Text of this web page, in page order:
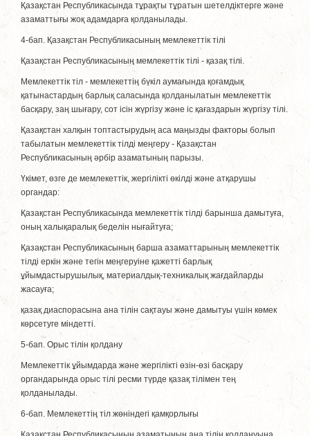
Қазақстан Республикасында тұрақты тұратын шетелдiктерге және
азаматтығы жоқ адамдарға қолданылады.
4-бап. Қазақстан Республикасының мемлекеттік тілі
Қазақстан Республикасының мемлекеттік тілі - қазақ тілі.
Мемлекеттік тiл - мемлекеттiң бүкiл аумағында қоғамдық
қатынастардың барлық саласында қолданылатын мемлекеттік
басқару, заң шығару, сот iсiн жүргiзу және iс қағаздарын жүргiзу тілі.
Қазақстан халқын топтастырудың аса маңызды факторы болып
табылатын мемлекеттік тiлдi меңгеру - Қазақстан
Республикасының әрбiр азаматының парызы.
Үкiмет, өзге де мемлекеттік, жергiлiктi өкiлдi және атқарушы
органдар:
Қазақстан Республикасында мемлекеттік тiлдi барынша дамытуға,
оның халықаралық беделiн нығайтуға;
Қазақстан Республикасының барша азаматтарының мемлекеттік
тiлдi еркiн және тегiн меңгеруiне қажеттi барлық
ұйымдастырушылық, материалдық-техникалық жағдайларды
жасауға;
қазақ диаспорасына ана тілін сақтауы және дамытуы үшiн көмек
көрсетуге мiндеттi.
5-бап. Орыс тілін қолдану
Мемлекеттік ұйымдарда және жергiлiктi өзiн-өзi басқару
органдарында орыс тілі ресми түрде қазақ тілімен тең
қолданылады.
6-бап. Мемлекеттiң тiл жөніндегі қамқорлығы